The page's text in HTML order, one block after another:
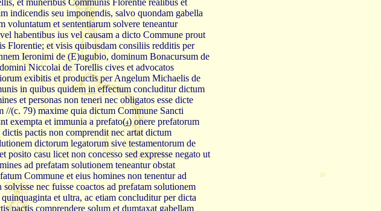
et muneribus Communis Florentie realibus et
indicendis seu imponendis, salvo quondam gabella
voluntatum et sententiarum solvere teneantur
habentibus ius vel causam a dicto Commune prout
Florentie; et visis quibusdam consiliis redditis per
Ieronimi de (E)ugubio, dominum Bonacursum de
Niccolai de Torellis cives et advocatos
exibitis et productis per Angelum Michaelis de
in quibus quidem in effectum concluditur dictum
et personas non teneri nec obligatos esse dicte
//(c. 79) maxime quia dictum Commune Sancti
exempta et immunia a prefato(4)onere prefatorum
pactis non comprendit nec artat dictum
dictorum legatorum sive testamentorum de
casu licet non concesso sed expresse negato ut
ad prefatam solutionem teneantur obstat
Commune et eius homines non tenentur ad
nec fuisse coactos ad prefatam solutionem
et ultra, ac etiam concluditur per dicta
pactis comprendere solum et dumtaxat gabellam